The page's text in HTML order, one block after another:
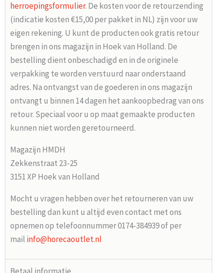
herroepingsformulier. De kosten voor de retourzending
(indicatie kosten €15,00 per pakket in NL) zijn voor uw
eigen rekening. U kunt de producten ook gratis retour
brengen in ons magazijn in Hoek van Holland. De
bestelling dient onbeschadigd en in de originele
verpakking te worden verstuurd naar onderstaand
adres. Na ontvangst van de goederen in ons magazijn
ontvangt u binnen 14 dagen het aankoopbedrag van ons
retour. Speciaal voor u op maat gemaakte producten
kunnen niet worden geretourneerd.
Magazijn HMDH
Zekkenstraat 23-25
3151 XP Hoek van Holland
Mocht u vragen hebben over het retourneren van uw
bestelling dan kunt u altijd even contact met ons
opnemen op telefoonnummer 0174-384939 of per
mail info@horecaoutlet.nl